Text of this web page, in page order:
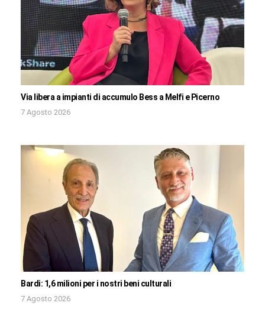
Via libera a impianti di accumulo Bess a Melfi e Picerno
7 Agosto 2026
Bardi: 1,6 milioni per i nostri beni culturali
7 Agosto 2026